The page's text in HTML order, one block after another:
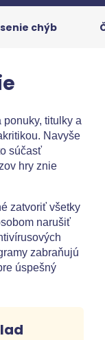
chýb
ponuky, titulky a
Navyše
súčasť
hry znie
zatvoriť všetky
narušiť
zabraňujú
úspešný